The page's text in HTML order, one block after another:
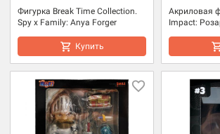
Фигурка Break Time Collection.
Spy x Family: Anya Forger
Купить
Акриловая
Impact: